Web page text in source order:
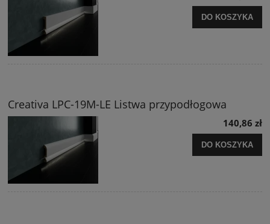
DO KOSZYKA
Creativa LPC-19M-LE Listwa przypodłogowa
140,86 zł
DO KOSZYKA